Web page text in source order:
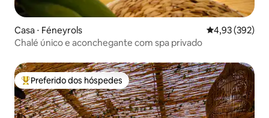
Casa ⋅ Féneyrols 4,93 de uma
4,93 (392)
Chalé único e aconchegante com spa privado
Entre os melhores preferidos dos hóspedes
Preferido dos hóspedes